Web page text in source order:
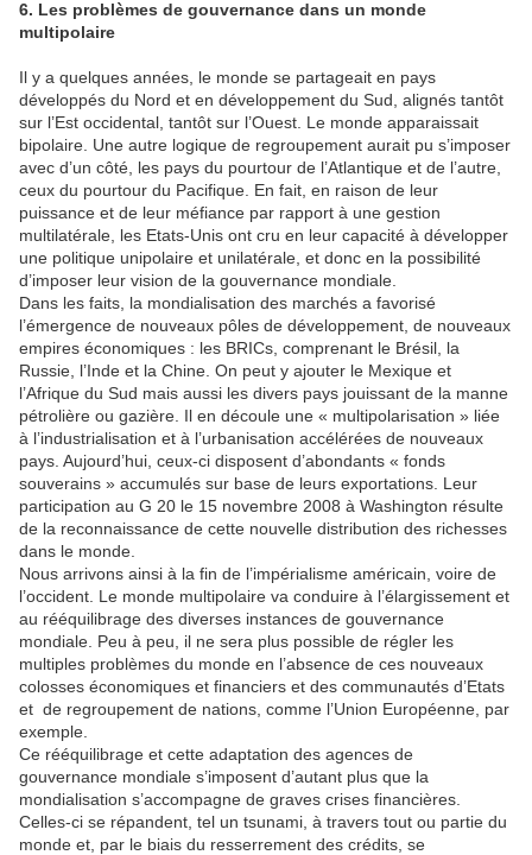
6. Les problèmes de gouvernance dans un monde
multipolaire
Il y a quelques années, le monde se partageait en pays
développés du Nord et en développement du Sud, alignés tantôt
sur l’Est occidental, tantôt sur l’Ouest. Le monde apparaissait
bipolaire. Une autre logique de regroupement aurait pu s’imposer
avec d’un côté, les pays du pourtour de l’Atlantique et de l’autre,
ceux du pourtour du Pacifique. En fait, en raison de leur
puissance et de leur méfiance par rapport à une gestion
multilatérale, les Etats-Unis ont cru en leur capacité à développer
une politique unipolaire et unilatérale, et donc en la possibilité
d’imposer leur vision de la gouvernance mondiale.
Dans les faits, la mondialisation des marchés a favorisé
l’émergence de nouveaux pôles de développement, de nouveaux
empires économiques : les BRICs, comprenant le Brésil, la
Russie, l’Inde et la Chine. On peut y ajouter le Mexique et
l’Afrique du Sud mais aussi les divers pays jouissant de la manne
pétrolière ou gazière. Il en découle une « multipolarisation » liée
à l’industrialisation et à l’urbanisation accélérées de nouveaux
pays. Aujourd’hui, ceux-ci disposent d’abondants « fonds
souverains » accumulés sur base de leurs exportations. Leur
participation au G 20 le 15 novembre 2008 à Washington résulte
de la reconnaissance de cette nouvelle distribution des richesses
dans le monde.
Nous arrivons ainsi à la fin de l’impérialisme américain, voire de
l’occident. Le monde multipolaire va conduire à l’élargissement et
au rééquilibrage des diverses instances de gouvernance
mondiale. Peu à peu, il ne sera plus possible de régler les
multiples problèmes du monde en l’absence de ces nouveaux
colosses économiques et financiers et des communautés d’Etats
et de regroupement de nations, comme l’Union Européenne, par
exemple.
Ce rééquilibrage et cette adaptation des agences de
gouvernance mondiale s’imposent d’autant plus que la
mondialisation s’accompagne de graves crises financières.
Celles-ci se répandent, tel un tsunami, à travers tout ou partie du
monde et, par le biais du resserrement des crédits, se